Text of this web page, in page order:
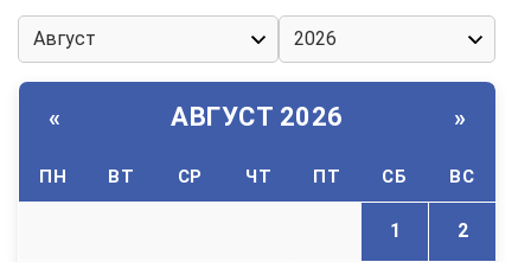
« АВГУСТ 2026 »
ПН ВТ СР ЧТ ПТ СБ ВС
1 2